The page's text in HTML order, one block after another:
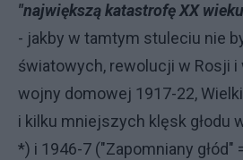
"największą katastrofę XX
- jakby w tamtym stuleciu nie
światowych, rewolucji w Rosji i
wojny domowej 1917-22,
i kilku mniejszych klęsk głodu
*) i 1946-7 ("Zapomniany głód"